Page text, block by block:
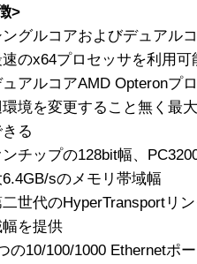
>
ングルコアおよびデュアル
速のx64プロセッサを利用可
ュアルコアAMD Opteronプ
環境を変更すること無く最
る
ンチップの128bit幅、
sのメモリ帯域幅
二世代のHyperTransport
を提供
の10/100/1000 Ethernet